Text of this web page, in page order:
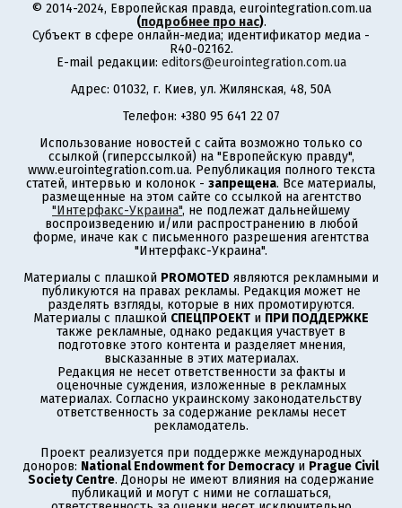
© 2014-2024, Европейская правда, eurointegration.com.ua
(подробнее про нас).
Субъект в сфере онлайн-медиа; идентификатор медиа -
R40-02162.
E-mail редакции: editors@eurointegration.com.ua
Адрес: 01032, г. Киев, ул. Жилянская, 48, 50А
Телефон: +380 95 641 22 07
Использование новостей с сайта возможно только со
ссылкой (гиперссылкой) на "Европейскую правду",
www.eurointegration.com.ua. Републикация полного текста
статей, интервью и колонок - запрещена. Все материалы,
размещенные на этом сайте со ссылкой на агентство
"Интерфакс-Украина", не подлежат дальнейшему
воспроизведению и/или распространению в любой
форме, иначе как с письменного разрешения агентства
"Интерфакс-Украина".
Материалы с плашкой PROMOTED являются рекламными и
публикуются на правах рекламы. Редакция может не
разделять взгляды, которые в них промотируются.
Материалы с плашкой СПЕЦПРОЕКТ и ПРИ ПОДДЕРЖКЕ
также рекламные, однако редакция участвует в
подготовке этого контента и разделяет мнения,
высказанные в этих материалах.
Редакция не несет ответственности за факты и
оценочные суждения, изложенные в рекламных
материалах. Согласно украинскому законодательству
ответственность за содержание рекламы несет
рекламодатель.
Проект реализуется при поддержке международных
доноров: National Endowment for Democracyи Prague Civil
Society Centre. Доноры не имеют влияния на содержание
публикаций и могут с ними не соглашаться,